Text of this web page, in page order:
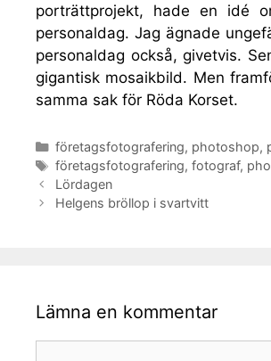
porträttprojekt, hade en idé
personaldag. Jag ägnade
personaldag också, givetvis.
gigantisk mosaikbild. Men
samma sak för Röda Korset.
Kategorier
företagsfotografering, photoshop,
Etiketter
företagsfotografering, fotograf,
Lördagen
Helgens bröllop i svartvitt
Lämna en kommentar